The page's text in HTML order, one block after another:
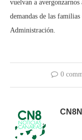
vuelvan a avergonzarnos
demandas de las
Administración.
0